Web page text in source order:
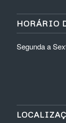
HORÁRIO
Segunda a